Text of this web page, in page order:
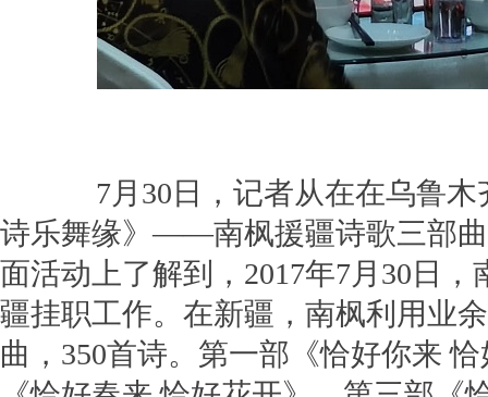
7月30日，记者从在在乌鲁木
诗乐舞缘》——南枫援疆诗歌三部
面活动上了解到，2017年7月30日
疆挂职工作。在新疆，南枫利用业
曲，350首诗。第一部《恰好你来